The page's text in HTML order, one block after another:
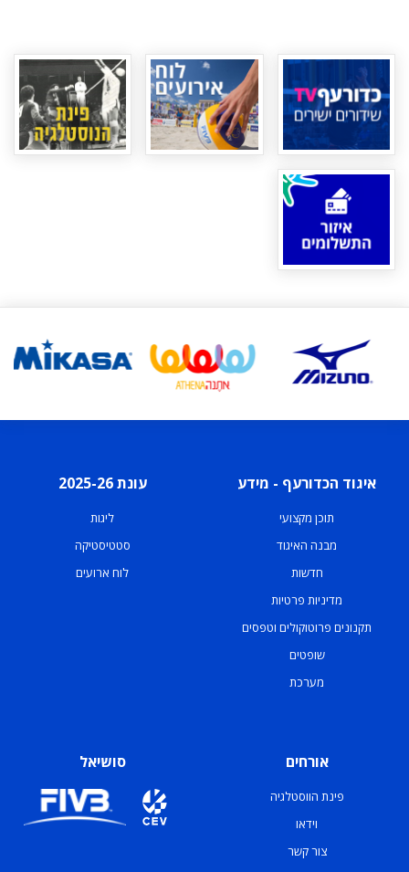
איגוד הכדורעף - מידע
תוכן מקצועי
מבנה האיגוד
חדשות
מדיניות פרטיות
תקנונים פרוטוקולים וטפסים
שופטים
מערכת
עונת 2025-26
ליגות
סטטיסטיקה
לוח ארועים
אורחים
פינת הווסטלגיה
וידאו
צור קשר
סושיאל